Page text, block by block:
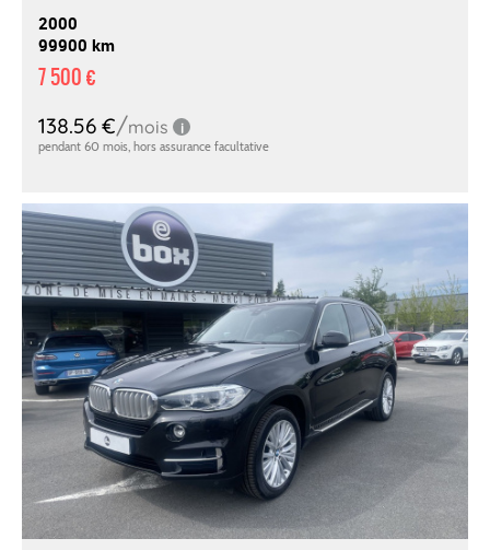
2000
99900 km
7 500 €